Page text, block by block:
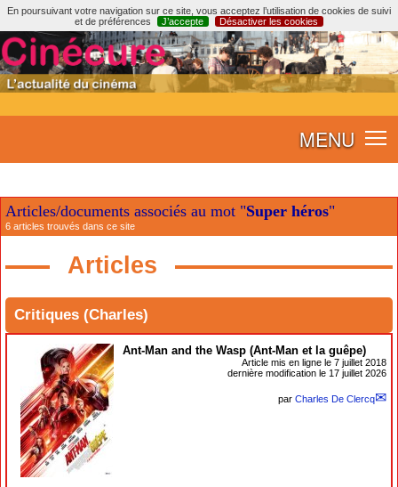
En poursuivant votre navigation sur ce site, vous acceptez l’utilisation de cookies de suivi
et de préférences
J’accepte Désactiver les cookies
MENU
Articles/documents associés au mot "Super héros"
6 articles trouvés dans ce site
Articles
Critiques (Charles)
Ant-Man and the Wasp (Ant-Man et la guêpe)
Article mis en ligne le 7 juillet 2018
dernière modification le 17 juillet 2026
par Charles De Clercq